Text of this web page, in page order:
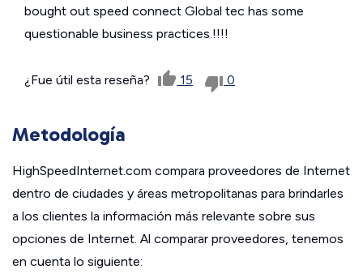
bought out speed connect Global tec has some
questionable business practices.!!!!
¿Fue útil esta reseña? 15 0
Metodología
HighSpeedInternet.com compara proveedores de Internet
dentro de ciudades y áreas metropolitanas para brindarles
a los clientes la información más relevante sobre sus
opciones de Internet. Al comparar proveedores, tenemos
en cuenta lo siguiente: